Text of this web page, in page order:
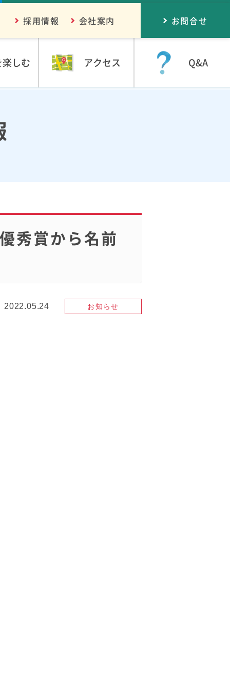
しむ アクセス Q&A
採用情報 会社案内 お問合せ
秀賞から名前
2022.05.24 お知らせ